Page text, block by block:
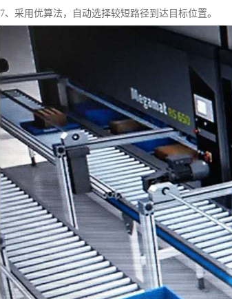
7、采用优算法，自动选择较短路径到达目标位置。